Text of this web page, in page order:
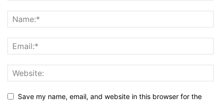
Save my name, email, and website in this browser for the